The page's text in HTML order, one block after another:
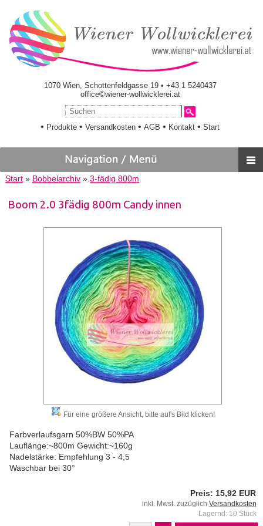
1070 Wien, Schottenfeldgasse 19 • +43 1 5240437
office©wiener-wollwicklerei.at
• Produkte •Versandkosten •AGB • Kontakt •Start
Start» Bobbelarchiv» 3-fädig 800m
Boom 2.0 3fädig 800m Candy innen
Für eine größere Ansicht, bitte auf's Bild klicken!
Farbverlaufsgarn 50%BW 50%PA
Lauflänge:~800m Gewicht:~160g
Nadelstärke: Empfehlung 3 - 4,5
Waschbar bei 30°
Preis: 15,92 EUR
inkl. Mwst. zuzüglich Versandkosten
Lagernd: 10 Stück